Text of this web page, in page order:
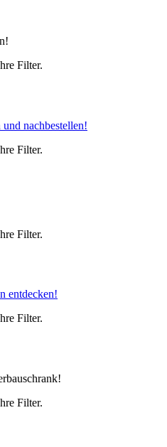
Filter.
nachbestellen!
Filter.
Filter.
entdecken!
Filter.
Filter.